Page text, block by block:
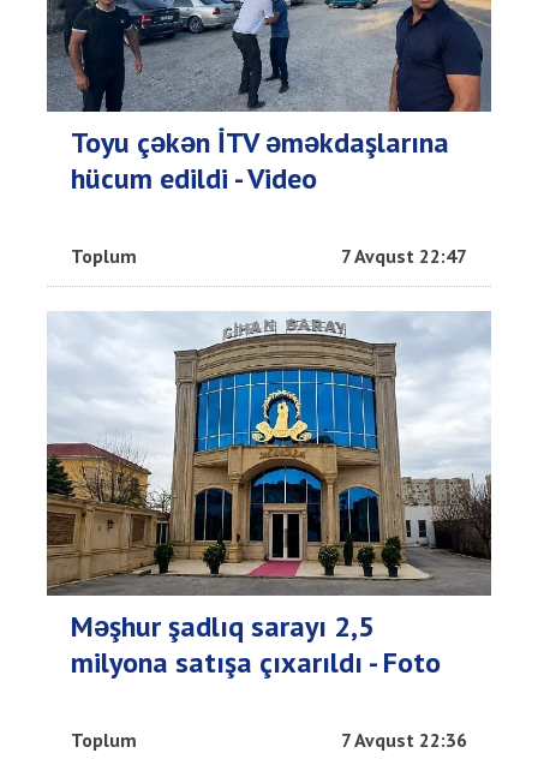
Toyu çəkən İTV əməkdaşlarına
hücum edildi - Video
Toplum 7 Avqust 22:47
Məşhur şadlıq sarayı 2,5
milyona satışa çıxarıldı - Foto
Toplum 7 Avqust 22:36